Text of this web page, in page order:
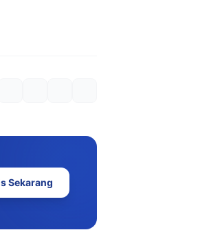
Sekarang